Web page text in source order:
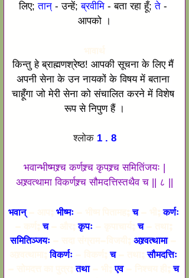
लिए; तान् - उन्हें; ब्रवीमि - बता रहा हूँ; ते -
आपको ।
किन्तु हे ब्राह्मणश्रेष्ठ! आपकी सूचना के लिए मैं
अपनी सेना के उन नायकों के विषय में बताना
चाहूँगा जो मेरी सेना को संचालित करने में विशेष
रूप से निपुण हैं ।
श्लोक 1 . 8
भवान्भीष्मश्र्च कर्णश्र्च कृपश्र्च समितिंजयः |
अश्र्वत्थामा विकर्णश्र्च सौमदत्तिस्तथैव च || ८ ||
भवान् भीष्मः - भीष्म पितामह; च - भी; कर्णः
- कर्ण; च - और; कृपः - कृपाचार्य; च - तथा;
समितिञ्जयः
अश्र्वत्थामा -
अश्र्वत्थामा; विकर्णः - विकर्ण; च - तथा; सौमदत्तिः
- सोमदत्त का पुत्र; तथा - भी; एव - निश्चय ही; च